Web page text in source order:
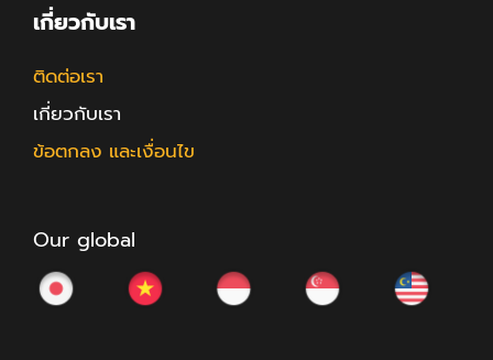
เกี่ยวกับเรา
ติดต่อเรา
เกี่ยวกับเรา
ข้อตกลง และเงื่อนไข
Our global